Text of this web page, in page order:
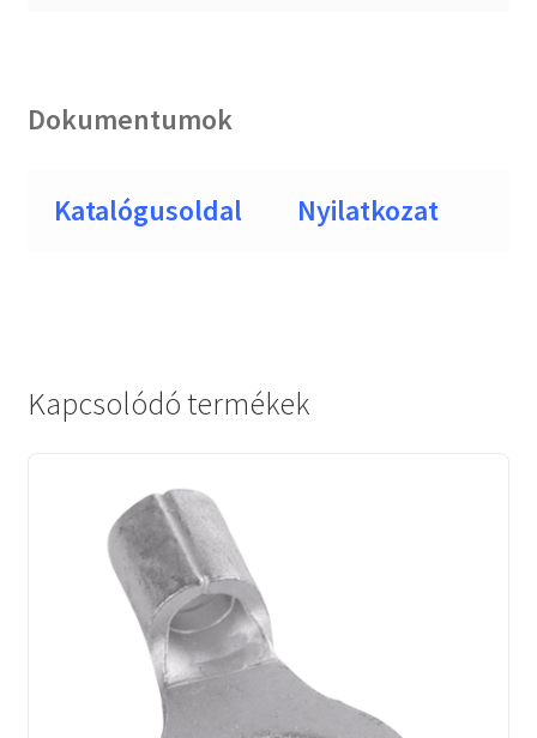
Dokumentumok
Katalógusoldal Nyilatkozat
Kapcsolódó termékek